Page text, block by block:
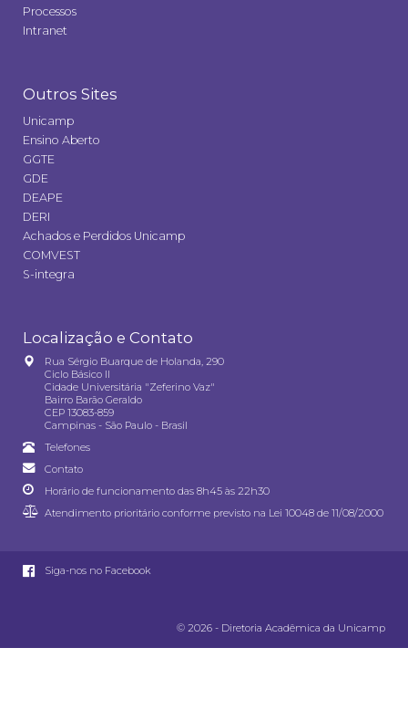
Processos
Intranet
Outros Sites
Unicamp
Ensino Aberto
GGTE
GDE
DEAPE
DERI
Achados e Perdidos Unicamp
COMVEST
S-integra
Localização e Contato
Rua Sérgio Buarque de Holanda, 290
Ciclo Básico II
Cidade Universitária "Zeferino Vaz"
Bairro Barão Geraldo
CEP 13083-859
Campinas - São Paulo - Brasil
Telefones
Contato
Horário de funcionamento das 8h45 às 22h30
Atendimento prioritário conforme previsto na Lei 10048 de 11/08/2000
Siga-nos no Facebook
© 2026 - Diretoria Acadêmica da Unicamp